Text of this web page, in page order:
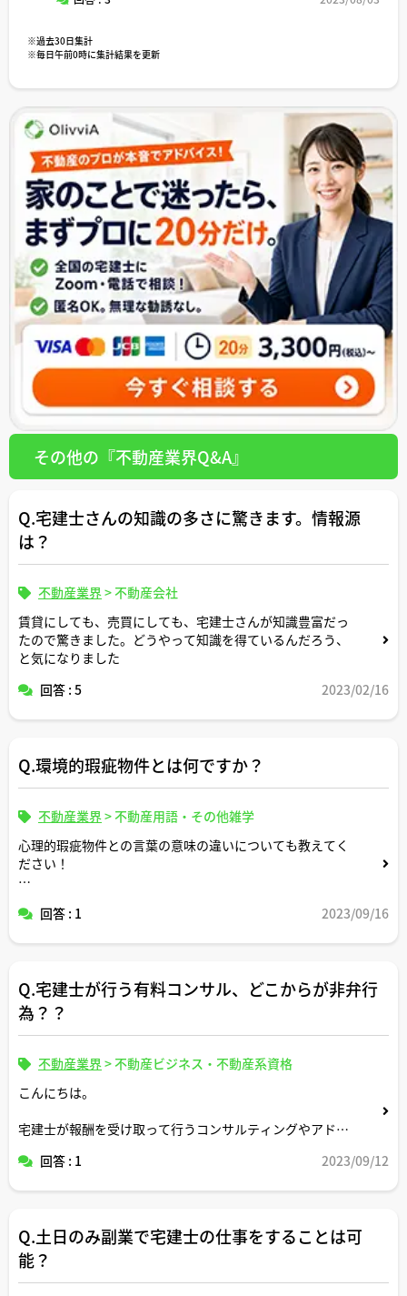
※過去30日集計
※毎日午前0時に集計結果を更新
その他の『不動産業界Q&A』
Q.宅建士さんの知識の多さに驚きます。情報源
は？
不動産業界>不動産会社
賃貸にしても、売買にしても、宅建士さんが知識豊富だっ
たので驚きました。どうやって知識を得ているんだろう、
と気になりました
回答 : 5
2023/02/16
Q.環境的瑕疵物件とは何ですか？
不動産業界>不動産用語・その他雑学
心理的瑕疵物件との言葉の意味の違いについても教えてく
ださい！
回答 : 1 2023/09/16
Q.宅建士が行う有料コンサル、どこからが非弁行
為？？
不動産業界>不動産ビジネス・不動産系資格
こんにちは。
宅建士が報酬を受け取って行うコンサルティングやアドバ
れば教えてください。また、明らかに違法とまでは言えな
よろしくお願いいたします。
回答 : 1 2023/09/12
Q.土日のみ副業で宅建士の仕事をすることは可
能？